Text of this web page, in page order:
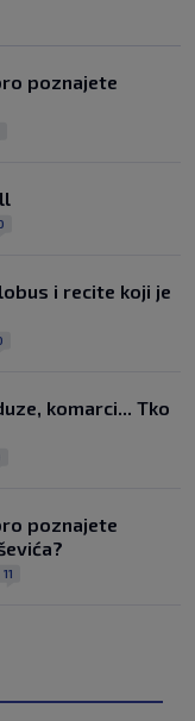
poznajete
i recite koji je
komarci... Tko
poznajete
11